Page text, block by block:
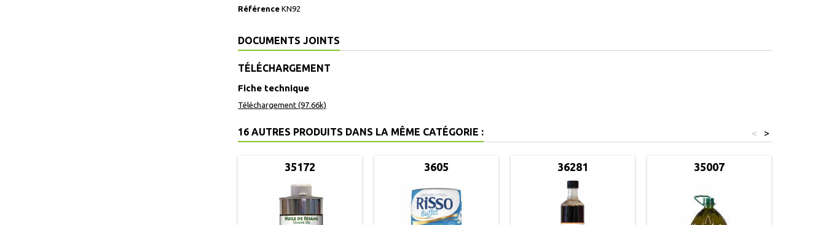
Référence KN92
DOCUMENTS JOINTS
TÉLÉCHARGEMENT
Fiche technique
Téléchargement (97.66k)
16 AUTRES PRODUITS DANS LA MÊME CATÉGORIE : >
<
35172 3605 36281 35007